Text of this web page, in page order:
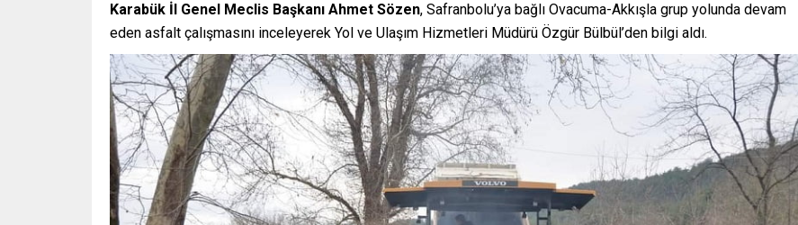
Karabük İl Genel Meclis Başkanı Ahmet Sözen, Safranbolu’ya bağlı Ovacuma-Akkışla grup yolunda devam
eden asfalt çalışmasını inceleyerek Yol ve Ulaşım Hizmetleri Müdürü Özgür Bülbül’den bilgi aldı.